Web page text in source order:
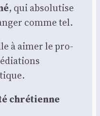
, qui abso­lu­tise
comme tel.
à aimer le pro­
chré­tienne